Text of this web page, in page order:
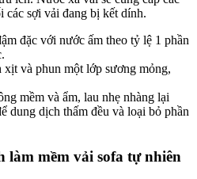
các sợi vải đang bị kết dính.
đặc với nước ấm theo tỷ lệ 1 phần
và phun một lớp sương mỏng,
mềm và ẩm, lau nhẹ nhàng lại
dung dịch thấm đều và loại bỏ phần
làm mềm vải sofa tự nhiên